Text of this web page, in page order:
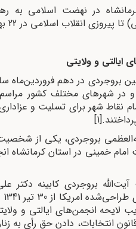
در 22 بهمن‌ماه 1357 با تکیه بر اسناد بررسی خواهد شد.
و ولایتی
شهرهای مختلف کشور مراسم
تمام نقاط شهر برای تسلیت و
[1]
بروجردی، یکی از
خمینی در استان کرمانشاه
بروجردی کابینه دکتر
انتخابات، دادن حق رأی به